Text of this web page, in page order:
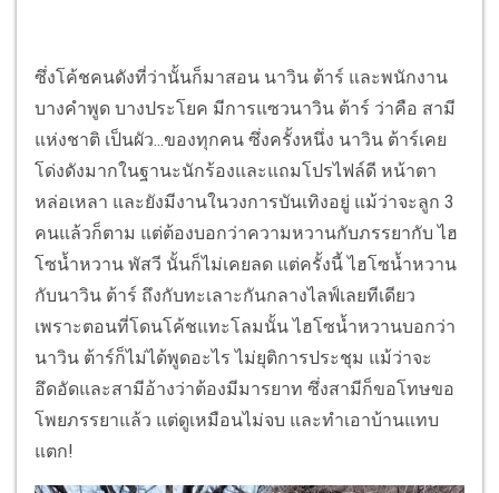
ซึ่งโค้ชคนดังที่ว่านั้นก็มาสอน นาวิน ต้าร์ และพนักงาน
บางคำพูด บางประโยค มีการแซวนาวิน ต้าร์ ว่าคือ สามี
แห่งชาติ เป็นผัว...ของทุกคน ซึ่งครั้งหนึ่ง นาวิน ต้าร์เคย
โด่งดังมากในฐานะนักร้องและแถมโปรไฟล์ดี หน้าตา
หล่อเหลา และยังมีงานในวงการบันเทิงอยู่ แม้ว่าจะลูก 3
คนแล้วก็ตาม แต่ต้องบอกว่าความหวานกับภรรยากับ ไฮ
โซน้ำหวาน พัสวี นั้นก็ไม่เคยลด แต่ครั้งนี้ ไฮโซน้ำหวาน
กับนาวิน ต้าร์ ถึงกับทะเลาะกันกลางไลฟ์เลยทีเดียว
เพราะตอนที่โดนโค้ชแทะโลมนั้น ไฮโซน้ำหวานบอกว่า
นาวิน ต้าร์ก็ไม่ได้พูดอะไร ไม่ยุติการประชุม แม้ว่าจะ
อึดอัดและสามีอ้างว่าต้องมีมารยาท ซึ่งสามีก็ขอโทษขอ
โพยภรรยาแล้ว แต่ดูเหมือนไม่จบ และทำเอาบ้านแทบ
แตก!